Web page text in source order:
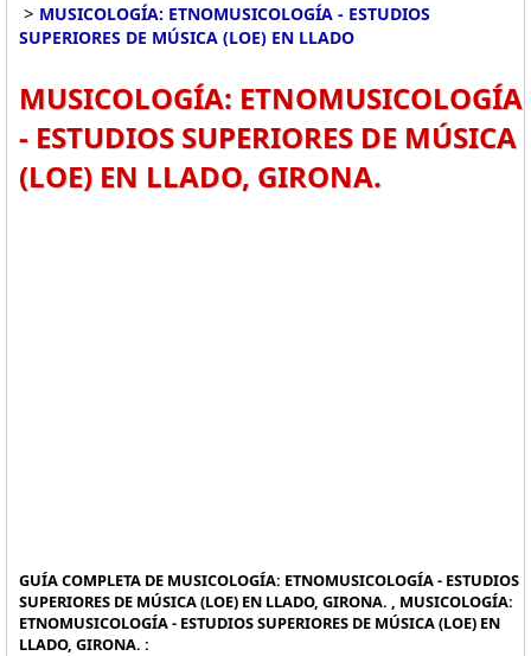
> MUSICOLOGÍA: ETNOMUSICOLOGÍA - ESTUDIOS
SUPERIORES DE MÚSICA (LOE) EN LLADO
MUSICOLOGÍA: ETNOMUSICOLOGÍA
- ESTUDIOS SUPERIORES DE MÚSICA
(LOE) EN LLADO, GIRONA.
GUÍA COMPLETA DE MUSICOLOGÍA: ETNOMUSICOLOGÍA - ESTUDIOS
SUPERIORES DE MÚSICA (LOE) EN LLADO, GIRONA. , MUSICOLOGÍA:
ETNOMUSICOLOGÍA - ESTUDIOS SUPERIORES DE MÚSICA (LOE) EN
LLADO, GIRONA. :